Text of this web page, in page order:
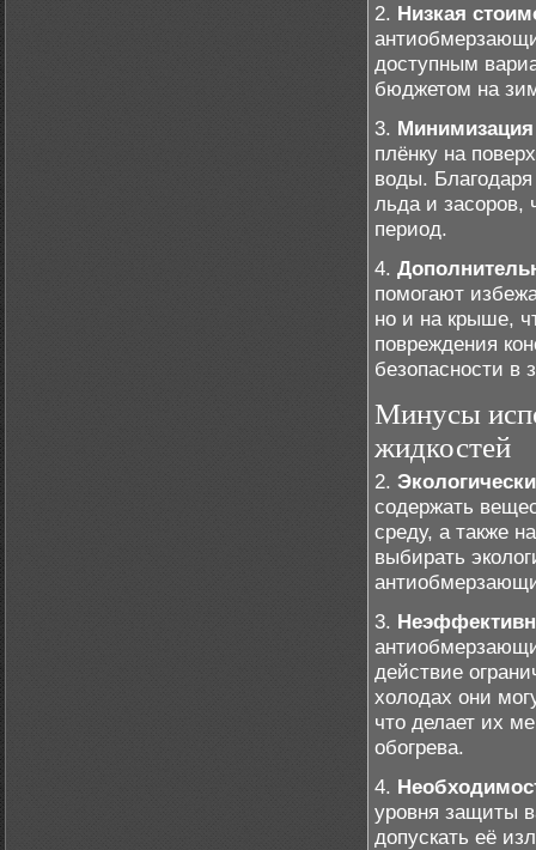
2. Низкая
доступным
бюджетом на
3.
плёнку на
воды.
льда и засоров,
период.
4.
помогают
но и на крыше,
повреждения
безопасности в
Минусы
жидкостей
2.
содержать
среду, а также
выбирать
3.
действие
холодах они
что делает их
обогрева.
4.
уровня защиты
допускать её